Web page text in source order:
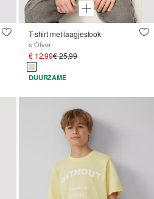
T-shirt met laagjeslook
s.Oliver
€ 12,99€ 25,99
DUURZAME